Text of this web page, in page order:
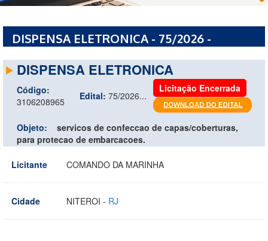
DISPENSA ELETRONICA - 75/2026 -
DISPENSA ELETRONICA
Código:
3106208965
Edital: 75/2026...
Licitação Encerrada
Objeto:
servicos de confeccao de capas/coberturas,
para protecao de embarcacoes.
Licitante COMANDO DA MARINHA
Cidade NITEROI - RJ